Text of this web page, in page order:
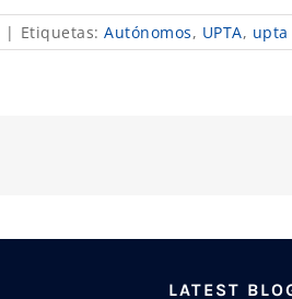
| Etiquetas: Autónomos, UPTA, upta
LATEST